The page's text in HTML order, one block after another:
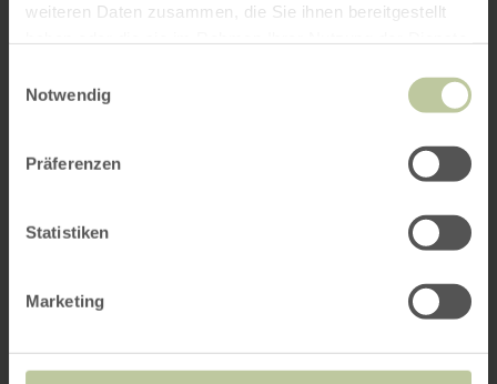
weiteren Daten zusammen, die Sie ihnen bereitgestellt
Notwendig
Präferenzen
Statistiken
Marketing